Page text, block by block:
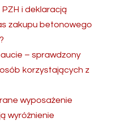
i deklaracją
zakupu betonowego
– sprawdzony
korzystających z
wyposażenie
wyróżnienie